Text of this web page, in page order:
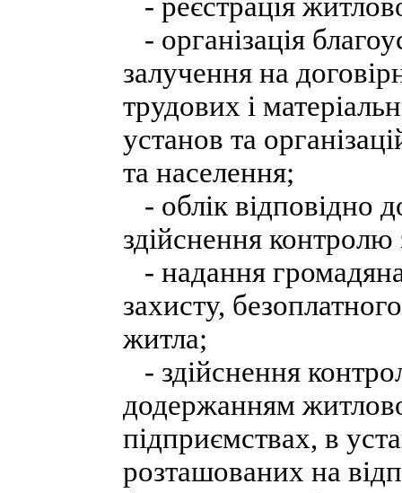
- організація
залучення на
трудових і
установ та
та населення;
- облік відповідно
здійснення
- надання
захисту,
житла;
- здійснення
додержанням
підприємствах, в
розташованих на